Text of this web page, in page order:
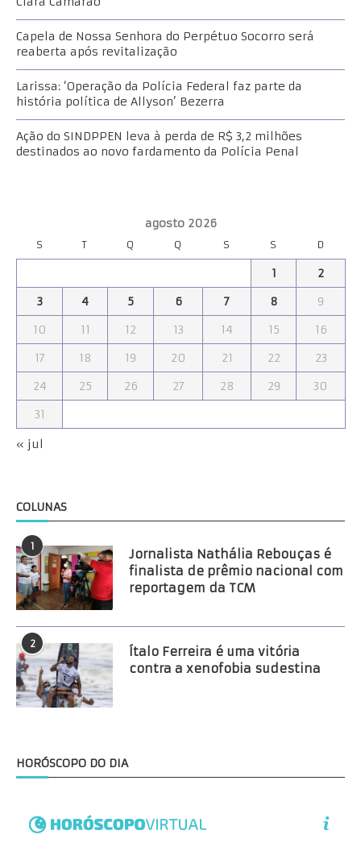
Capela de Nossa Senhora do Perpétuo Socorro será
reaberta após revitalização
Larissa: ‘Operação da Polícia Federal faz parte da
história política de Allyson’ Bezerra
Ação do SINDPPEN leva à perda de R$ 3,2 milhões
destinados ao novo fardamento da Polícia Penal
agosto 2026
S T Q Q S S D
1
2
3
4 5 6 7 8
9
10
11 12 13 14 15
16
17
18 19 20 21 22
23
24
25 26 27 28 29
30
31
« jul
COLUNAS
1
Jornalista Nathália Rebouças é
finalista de prêmio nacional com
reportagem da TCM
2
Ítalo Ferreira é uma vitória
contra a xenofobia sudestina
HORÓSCOPO DO DIA